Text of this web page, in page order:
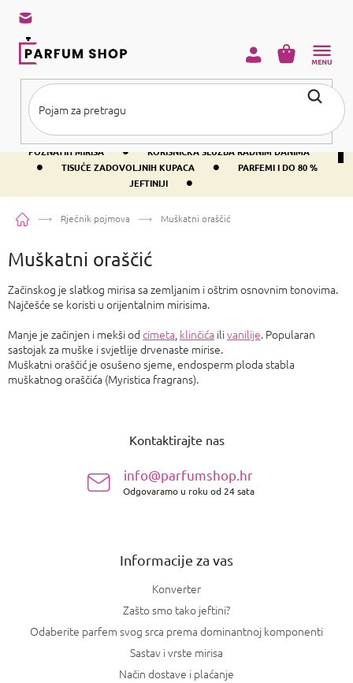
sadržaj
BESPLATNA DOSTAVA IZNAD PRIBLIŽNO 37 € •
400+ SVJETSKI
POZNATIH MIRISA
• KORISNIČKA SLUŽBA RADNIM DANIMA
• TISUĆE ZADOVOLJNIH KUPACA •
PARFEMI I DO 80 %
JEFTINIJI
•
KOŠARICA
PočetnaRječnik pojmova Muškatni oraščić
Muškatni oraščić
Začinskog je slatkog mirisa sa zemljanim i oštrim osnovnim tonovima.
Najčešće se koristi u orijentalnim mirisima.
Manje je začinjen i mekši od cimeta, klinčića ilivanilije. Popularan
sastojak za muške i svjetlije drvenaste mirise.
Muškatni oraščić je osušeno sjeme, endosperm ploda stabla
muškatnog oraščića (Myristica fragrans).
Kontaktirajte nas
info@parfumshop.hr
Odgovaramo u roku od 24 sata
Informacije za vas
Konverter
Zašto smo tako jeftini?
Odaberite parfem svog srca prema dominantnoj komponenti
Sastav i vrste mirisa
Način dostave i plaćanje